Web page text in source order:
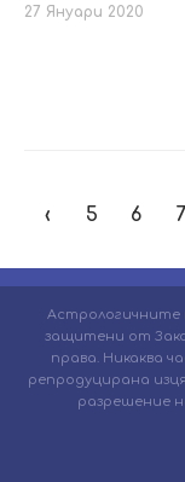
27 Януари 2020
‹ 5 6 7
Астрологичните
защитени от
права. Никаква
репродуцирана
разрешение